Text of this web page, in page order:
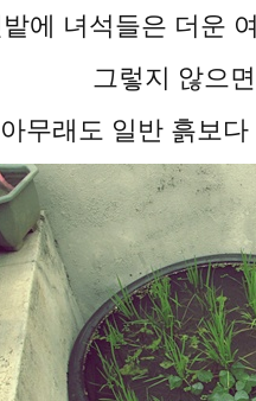
에 녀석들은 더운
그렇지 않으
아무래도 일반 흙보